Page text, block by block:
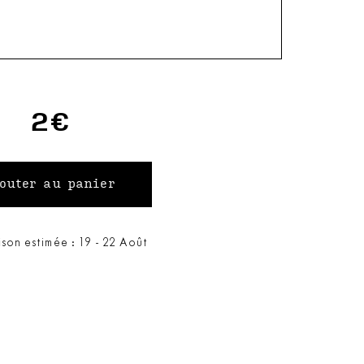
2€
estimée : 19 - 22 Août